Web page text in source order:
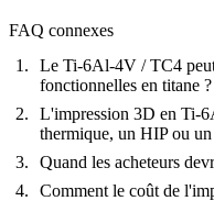
FAQ connexes
Le Ti-6Al-4V / TC4
fonctionnelles en titane ?
L'impression 3D en Ti-
thermique, un HIP ou
Quand les acheteurs
Comment le coût de